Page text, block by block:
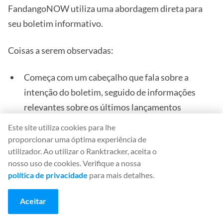
FandangoNOW utiliza uma abordagem direta para
seu boletim informativo.
Coisas a serem observadas:
Começa com um cabeçalho que fala sobre a
intenção do boletim, seguido de informações
relevantes sobre os últimos lançamentos
Gráficos pesados e de baixo conteúdo
Este site utiliza cookies para lhe
proporcionar uma óptima experiência de
utilizador. Ao utilizar o Ranktracker, aceita o
nosso uso de cookies. Verifique a nossa
política de privacidade para mais detalhes.
Aceitar